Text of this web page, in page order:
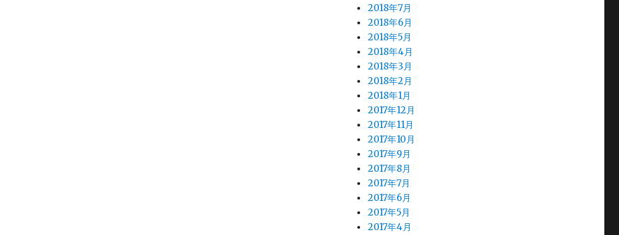
2018年7月
2018年6月
2018年5月
2018年4月
2018年3月
2018年2月
2018年1月
2017年12月
2017年11月
2017年10月
2017年9月
2017年8月
2017年7月
2017年6月
2017年5月
2017年4月